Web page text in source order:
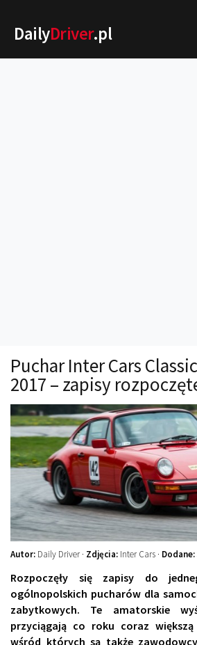
DailyDriver.pl
Technika jazdy
Oświetlenie
Kalkulatory
Przelicznik mocy
Auto z niemiec
Galerie
Puchar Inter Cars
2017 – zapisy
Autor: Daily Driver · Zdjęcia: Inter Cars · Dodane:
Rozpoczęły się zapisy do
ogólnopolskich pucharów dla
zabytkowych. Te amatorskie
przyciągają co roku coraz
wśród których są także